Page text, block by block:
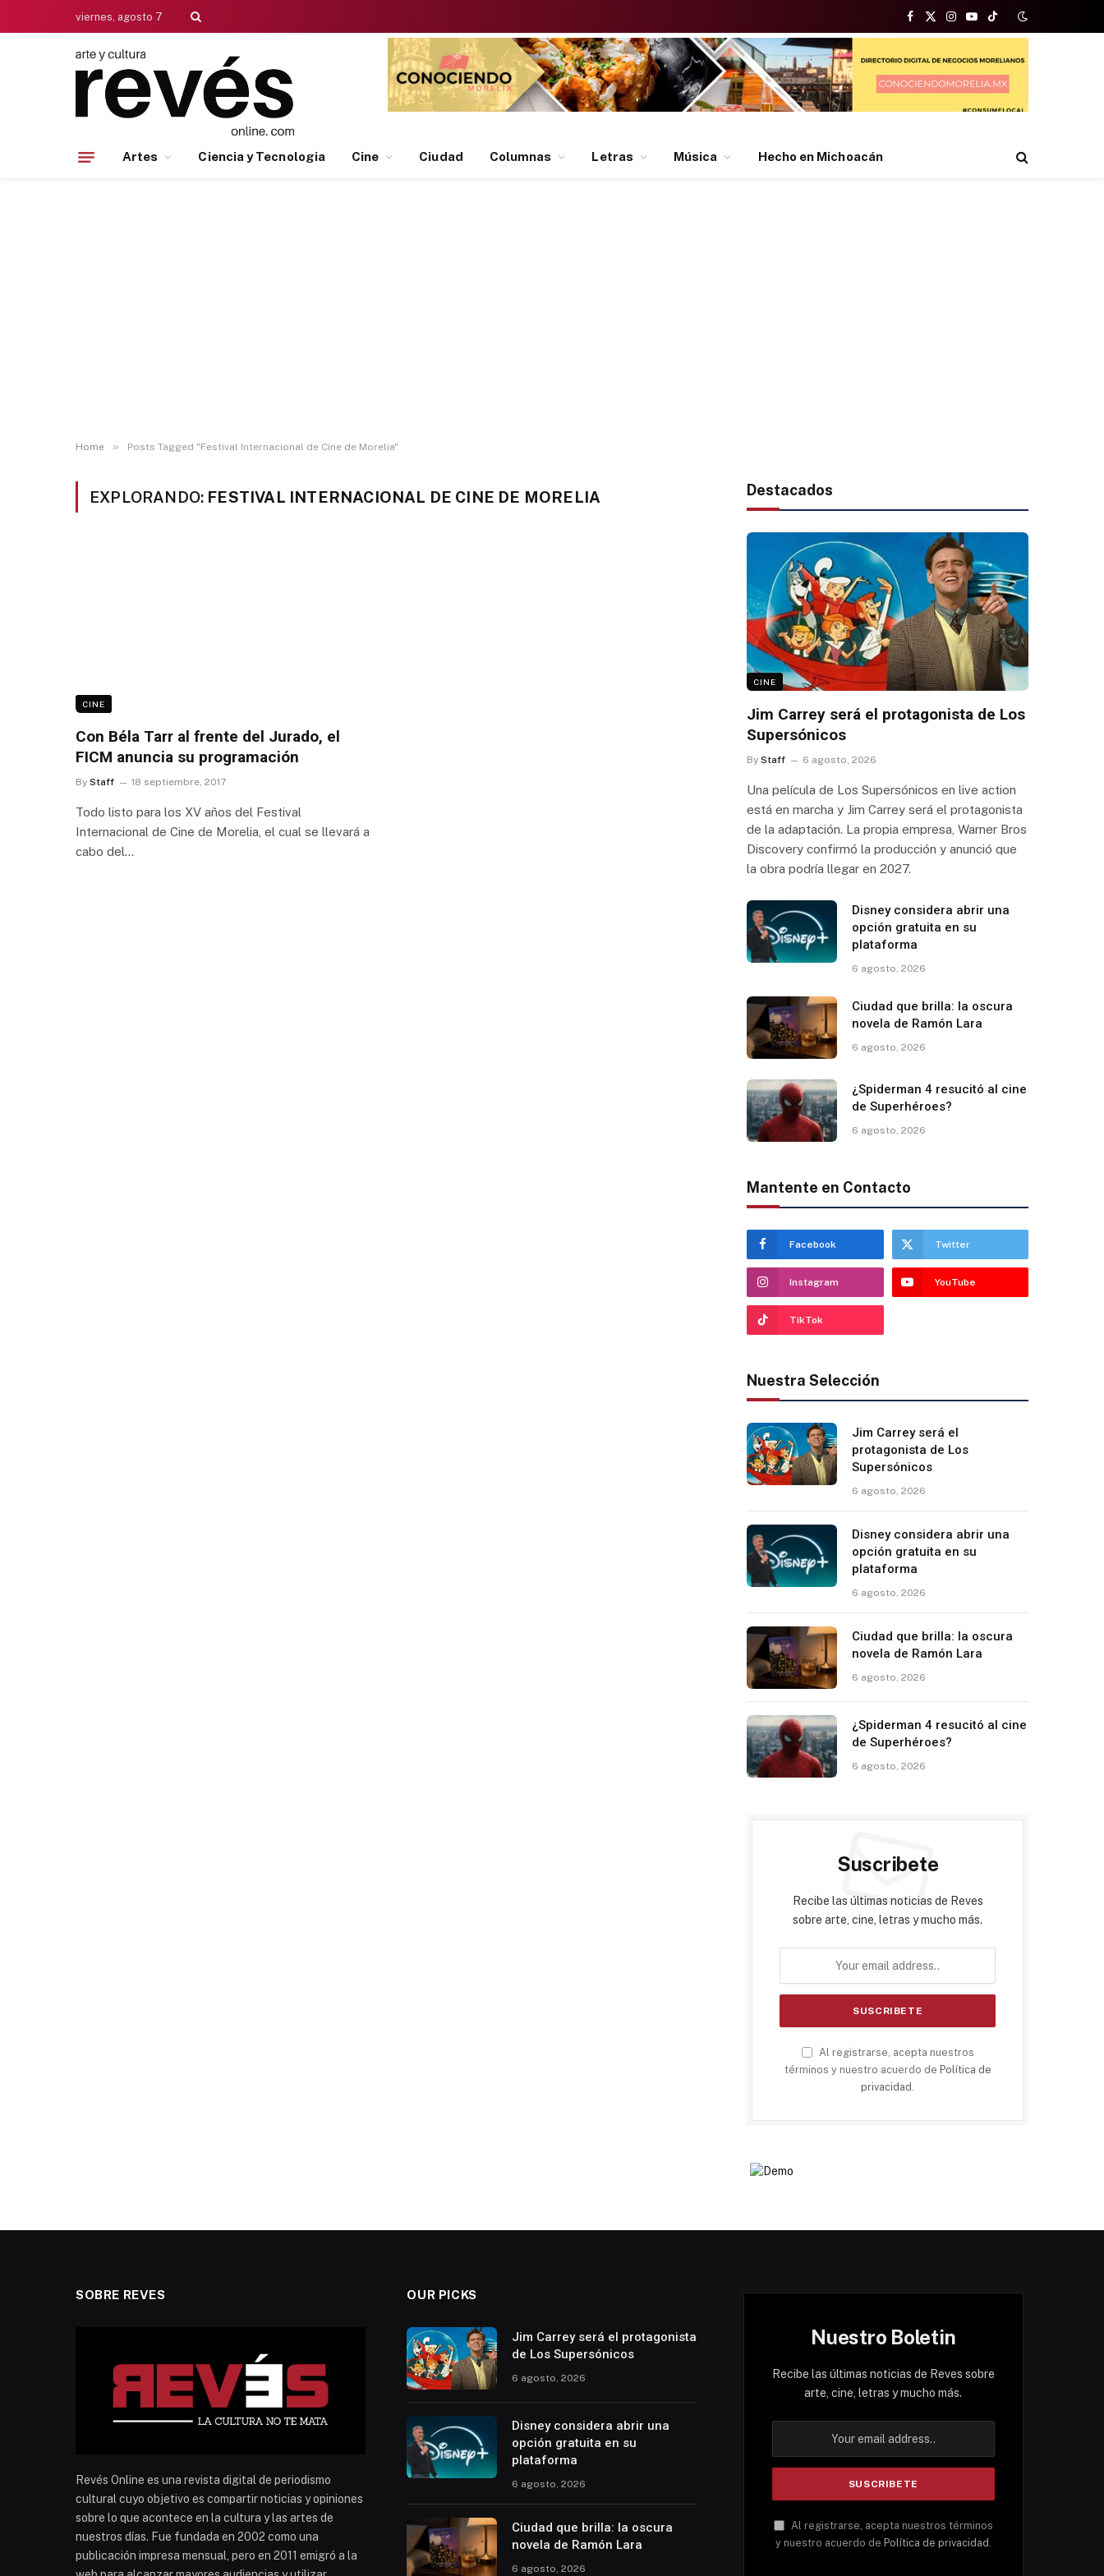
viernes, agosto 7
Facebook
X
(Twitter)
Instagram
YouTubeTikTok
Artes Ciencia y Tecnologia Cine Ciudad Columnas Letras Música Hecho en Michoacán
Home » Posts Tagged "Festival Internacional de Cine de Morelia"
EXPLORANDO: FESTIVAL INTERNACIONAL DE CINE DE MORELIA
CINE
Con Béla Tarr al frente del Jurado, el
FICM anuncia su programación
By Staff 18 septiembre, 2017
Todo listo para los XV años del Festival
Internacional de Cine de Morelia, el cual se llevará a
cabo del…
Destacados
CINE
Jim Carrey será el protagonista de Los
Supersónicos
By Staff 6 agosto, 2026
Una película de Los Supersónicos en live action
está en marcha y Jim Carrey será el protagonista
de la adaptación. La propia empresa, Warner Bros
Discovery confirmó la producción y anunció que
la obra podría llegar en 2027.
Disney considera abrir una
opción gratuita en su
plataforma
6 agosto, 2026
Ciudad que brilla: la oscura
novela de Ramón Lara
6 agosto, 2026
¿Spiderman 4 resucitó al cine
de Superhéroes?
6 agosto, 2026
Mantente en Contacto
Facebook Twitter
Instagram YouTube
TikTok
Nuestra Selección
Jim Carrey será el
protagonista de Los
Supersónicos
6 agosto, 2026
Disney considera abrir una
opción gratuita en su
plataforma
6 agosto, 2026
Ciudad que brilla: la oscura
novela de Ramón Lara
6 agosto, 2026
¿Spiderman 4 resucitó al cine
de Superhéroes?
6 agosto, 2026
Suscribete
Recibe las últimas noticias de Reves
sobre arte, cine, letras y mucho más.
Al registrarse, acepta nuestros
términos y nuestro acuerdo de Política de
privacidad
SOBRE REVES
Revés Online es una revista digital de periodismo
cultural cuyo objetivo es compartir noticias y opiniones
sobre lo que acontece en la cultura y las artes de
nuestros días. Fue fundada en 2002 como una
publicación impresa mensual, pero en 2011 emigró a la
OUR PICKS
Jim Carrey será el protagonista
de Los Supersónicos
6 agosto, 2026
Disney considera abrir una
opción gratuita en su
plataforma
6 agosto, 2026
Ciudad que brilla: la oscura
novela de Ramón Lara
6 agosto, 2026
Nuestro Boletin
Recibe las últimas noticias de Reves sobre
arte, cine, letras y mucho más.
Al registrarse, acepta nuestros términos
y nuestro acuerdo de Política de privacidad